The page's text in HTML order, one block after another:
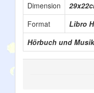
Dimension
Format
Libro
Hörbuch und